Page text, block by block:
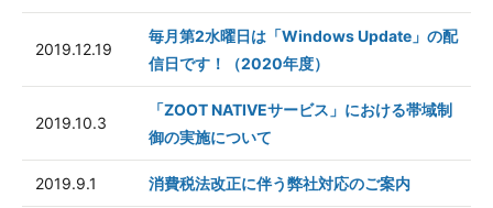
2019.12.19
毎月第2水曜日は「Windows Update」の配
信日です！（2020年度）
2019.10.3
「ZOOT NATIVEサービス」における帯域制
御の実施について
2019.9.1 消費税法改正に伴う弊社対応のご案内